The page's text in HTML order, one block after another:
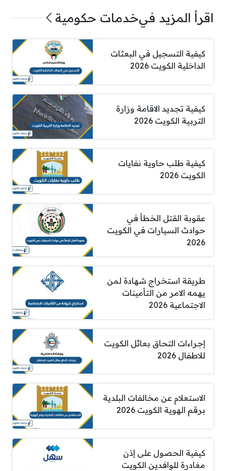
اقرأ المزيد فيخدمات حكومية
كيفية التسجيل في البعثات
الداخلية الكويت 2026
كيفية تجديد الاقامة وزارة
التربية الكويت 2026
كيفية طلب حاوية نفايات
الكويت 2026
عقوبة القتل الخطأ في
حوادث السيارات في الكويت
2026
طريقة استخراج شهادة لمن
يهمه الامر من التأمينات
الاجتماعية 2026
إجراءات التحاق بعائل الكويت
للاطفال 2026
الاستعلام عن مخالفات البلدية
برقم الهوية الكويت 2026
كيفية الحصول على إذن
مغادرة للوافدين الكويت